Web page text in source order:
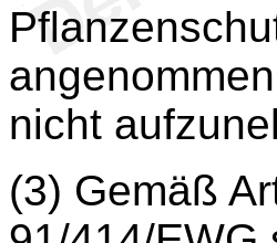
nicht
(3) Gemäß